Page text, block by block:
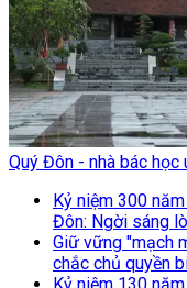
Quý Đôn - nhà bác học
Kỷ niệm 300
Đôn: Ngời sáng
Giữ vững "mạch
chắc chủ quyền